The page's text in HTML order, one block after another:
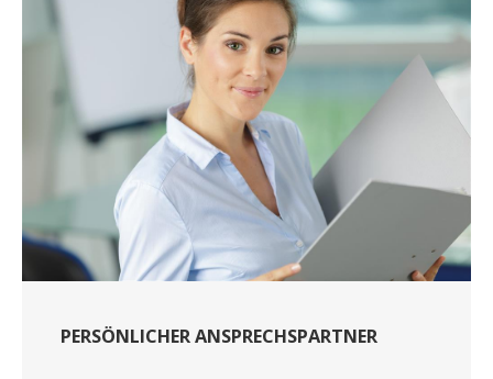
PERSÖNLICHER ANSPRECHSPARTNER